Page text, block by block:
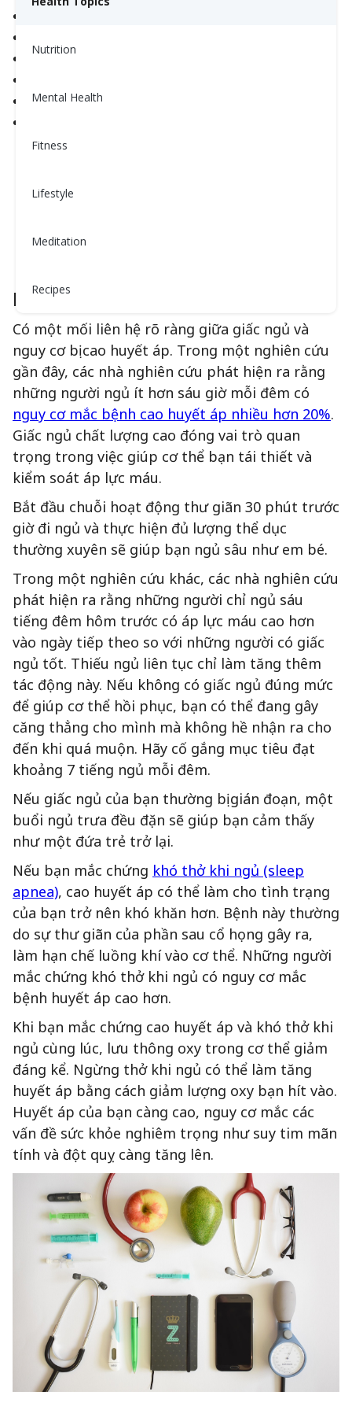
Nutrition
Mental Health
Fitness
Lifestyle
Meditation
Recipes
Cao huyết áp
Tiểu đường
Huyết áp cao và giấc ngủ
Có một mối liên hệ rõ ràng giữa giấc ngủ và
nguy cơ bị cao huyết áp. Trong một nghiên cứu
gần đây, các nhà nghiên cứu phát hiện ra rằng
những người ngủ ít hơn sáu giờ mỗi đêm có
nguy cơ mắc bệnh cao huyết áp nhiều hơn 20%.
Giấc ngủ chất lượng cao đóng vai trò quan
trọng trong việc giúp cơ thể bạn tái thiết và
kiểm soát áp lực máu.
Bắt đầu chuỗi hoạt động thư giãn 30 phút trước
giờ đi ngủ và thực hiện đủ lượng thể dục
thường xuyên sẽ giúp bạn ngủ sâu như em bé.
Trong một nghiên cứu khác, các nhà nghiên cứu
phát hiện ra rằng những người chỉ ngủ sáu
tiếng đêm hôm trước có áp lực máu cao hơn
vào ngày tiếp theo so với những người có giấc
ngủ tốt. Thiếu ngủ liên tục chỉ làm tăng thêm
tác động này. Nếu không có giấc ngủ đúng mức
để giúp cơ thể hồi phục, bạn có thể đang gây
căng thẳng cho mình mà không hề nhận ra cho
đến khi quá muộn. Hãy cố gắng mục tiêu đạt
khoảng 7 tiếng ngủ mỗi đêm.
Nếu giấc ngủ của bạn thường bị gián đoạn, một
buổi ngủ trưa đều đặn sẽ giúp bạn cảm thấy
như một đứa trẻ trở lại.
Nếu bạn mắc chứng khó thở khi ngủ (sleep
apnea), cao huyết áp có thể làm cho tình trạng
của bạn trở nên khó khăn hơn. Bệnh này thường
do sự thư giãn của phần sau cổ họng gây ra,
làm hạn chế luồng khí vào cơ thể. Những người
mắc chứng khó thở khi ngủ có nguy cơ mắc
bệnh huyết áp cao hơn.
Khi bạn mắc chứng cao huyết áp và khó thở khi
ngủ cùng lúc, lưu thông oxy trong cơ thể giảm
đáng kể. Ngừng thở khi ngủ có thể làm tăng
huyết áp bằng cách giảm lượng oxy bạn hít vào.
Huyết áp của bạn càng cao, nguy cơ mắc các
vấn đề sức khỏe nghiêm trọng như suy tim mãn
tính và đột quỵ càng tăng lên.